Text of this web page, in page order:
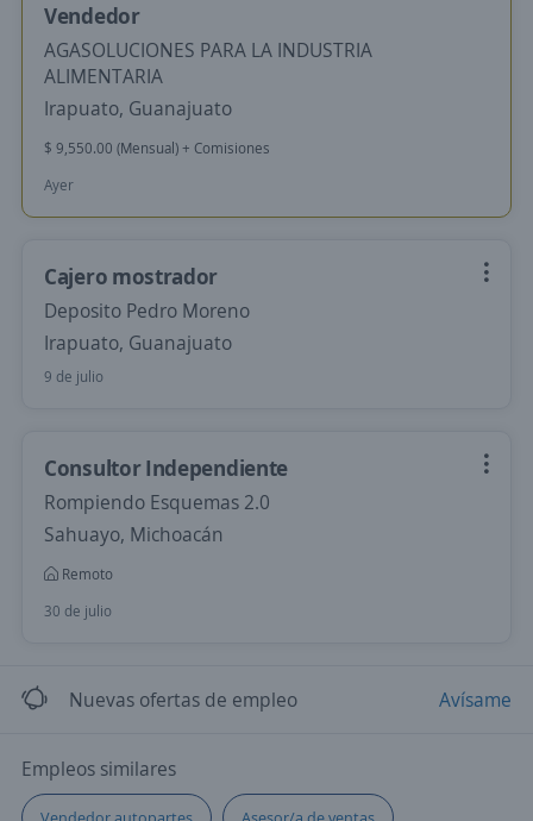
Vendedor
AGASOLUCIONES PARA LA INDUSTRIA
ALIMENTARIA
Irapuato, Guanajuato
$ 9,550.00 (Mensual) + Comisiones
Ayer
Cajero mostrador
Deposito Pedro Moreno
Irapuato, Guanajuato
9 de julio
Consultor Independiente
Rompiendo Esquemas 2.0
Sahuayo, Michoacán
Remoto
30 de julio
Nuevas ofertas de empleo Avísame
Empleos similares